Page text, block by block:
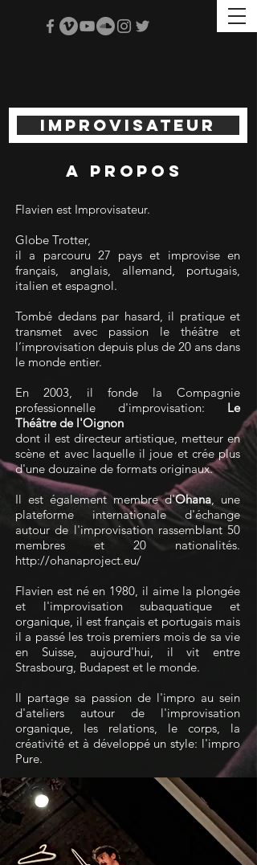
improvisateur
A Propos
Flavien est Improvisateur.
Globe Trotter,
il a parcouru 27 pays et improvise en
français, anglais, allemand, portugais,
italien et espagnol.
Tombé dedans par hasard, il pratique et
transmet avec passion le théâtre et
l’improvisation depuis plus de 20 ans dans
le monde entier.
En 2003, il fonde la Compagnie
professionnelle d'improvisation: Le
Théâtre de l'Oignon
dont il est directeur artistique, metteur en
scène et avec laquelle il joue et crée plus
d'une douzaine de formats originaux.
Il est également membre d'Ohana, une
plateforme internationale d'échange
autour de l'improvisation rassemblant 50
membres et 20 nationalités.
http://ohanaproject.eu/
Flavien est né en 1980, il aime la plongée
et l'improvisation subaquatique et
organique, il est français et portugais mais
il a passé les trois premiers mois de sa vie
en Suisse, aujourd'hui, il vit entre
Strasbourg, Budapest et le monde.
Il partage sa passion de l'impro au sein
d'ateliers autour de l'improvisation
organique, les relations, le corps, la
créativité et à développé un style: l'impro
Pure.